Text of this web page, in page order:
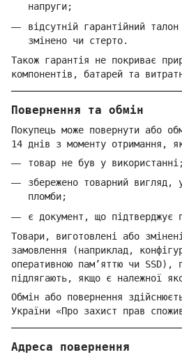
напруги;
відсутній гарантійний
змінено чи стерто.
Також гарантія не покриває
компонентів, батарей та
Повернення та обмін
Покупець може повернути або
14 днів з моменту отримання,
товар не був у використанні;
збережено товарний вигляд,
пломби;
є документ, що підтверджує
Товари, виготовлені або
замовлення (наприклад,
оперативною пам’яттю чи SSD),
підлягають, якщо є належної
Обмін або повернення
України «Про захист прав
Адреса повернення